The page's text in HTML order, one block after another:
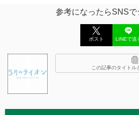
参考になったらSNSで
ポスト LINEで送
この記事のタイトル